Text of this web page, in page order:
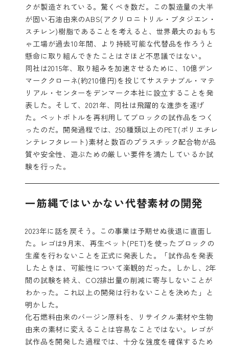
クが製造されている。驚くべき数だ。この製造量の大半
が固い石油由来のABS(アクリロニトリル・ブタジエン・
スチレン)樹脂であることを考えると、世界最大のおもち
ゃ工場が過去10年間、より持続可能な代替品を作ろうと
懸命に取り組んできたことはさほど不思議ではない。
同社は2015年、取り組みを加速させるために、10億デン
マーククローネ(約210億円)を投じてサステナブル・マテ
リアル・センターをデンマーク本社に設立することを発
表した。そして、2021年、同社は飛躍的な進歩を遂げ
た。ペットボトルを再利用してブロックの試作品をつく
ったのだ。開発過程では、250種類以上のPET(ポリエチレ
ンテレフタレート)素材と数百のプラスチック配合物が品
質や安全性、遊ぶための厳しい要件を満たしているか試
験を行った。
一筋縄ではいかない代替素材の開発
2023年に話を戻そう。この事業は予期せぬ後退に直面し
た。レゴは9月末、再生ペット(PET)を使ったブロックの
生産を行わないことを正式に発表した。「試作品を発表
したときは、可能性について楽観的だった。しかし、2年
間の試験を終え、CO2排出量の削減に寄与しないことが
わかった。これ以上の開発は行わないことを決めた」と
明かした。
化石燃料由来のバージン原料を、リサイクル素材や生物
由来の素材に変えることは容易なことではない。レゴが
試作品を開発した過程では、十分な強度を確保するため